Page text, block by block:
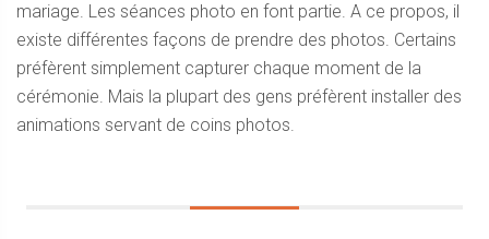
mariage. Les séances photo en font partie. A ce propos, il
existe différentes façons de prendre des photos. Certains
préfèrent simplement capturer chaque moment de la
cérémonie. Mais la plupart des gens préfèrent installer des
animations servant de coins photos.